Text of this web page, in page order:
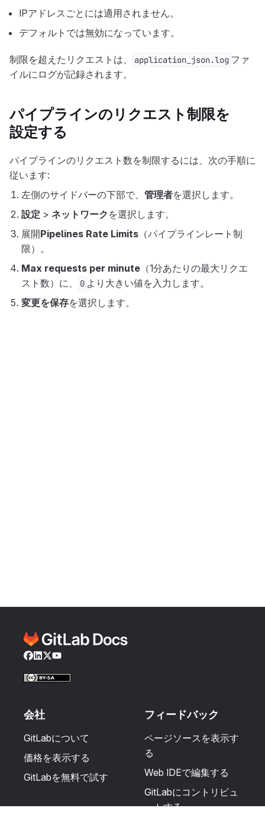
IPアドレスごとには適用されません。
デフォルトでは無効になっています。
制限を超えたリクエストは、 application_json.log ファ
イルにログが記録されます。
パイプラインのリクエスト制限を
設定する
パイプラインのリクエスト数を制限するには、次の手順に
従います:
左側のサイドバーの下部で、 管理者を選択します。
設定 > ネットワーク を選択します。
展開Pipelines Rate Limits （パイプラインレート制
限）。
Max requests per minute （1分あたりの最大リクエ
スト数）に、
0 より大きい値を入力します。
変更を保存を選択します。
Facebook
LinkedIn
Twitter
YouTube
会社
GitLabについて
価格を表示する
GitLabを無料で試す
フィードバック
ページソースを表示す
る
Web IDEで編集する
GitLabにコントリビュ
ートする